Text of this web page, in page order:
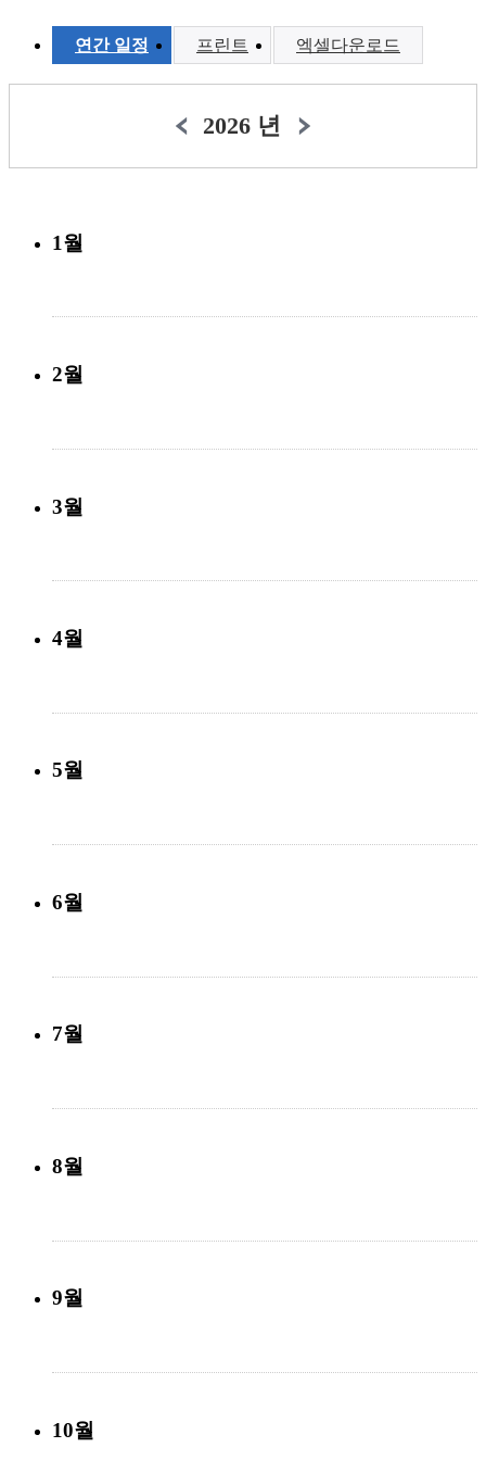
연간 일정 프린트 엑셀다운로드
2026 년
1월
2월
3월
4월
5월
6월
7월
8월
9월
10월